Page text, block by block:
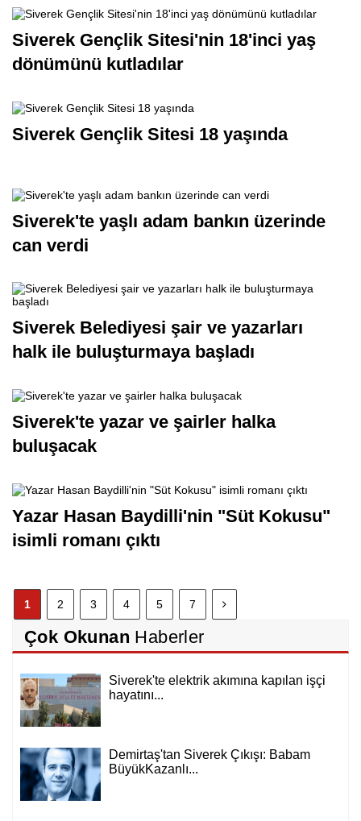
Siverek Gençlik Sitesi'nin 18'inci yaş
dönümünü kutladılar
Siverek Gençlik Sitesi 18 yaşında
Siverek'te yaşlı adam bankın üzerinde
can verdi
Siverek Belediyesi şair ve yazarları
halk ile buluşturmaya başladı
Siverek'te yazar ve şairler halka
buluşacak
Yazar Hasan Baydilli'nin "Süt Kokusu"
isimli romanı çıktı
1 2 3 4 5 7
Çok Okunan Haberler
Siverek'te elektrik akımına kapılan işçi
hayatını...
Demirtaş'tan Siverek Çıkışı: Babam
BüyükKazanlı...